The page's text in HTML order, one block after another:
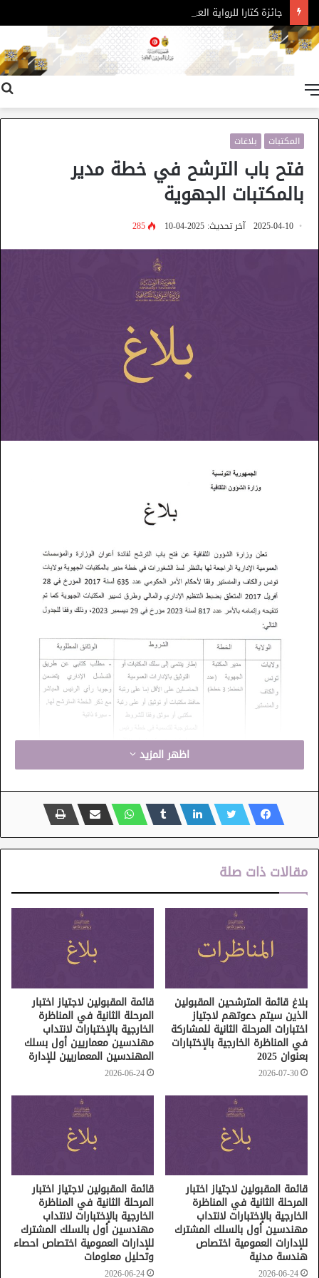
جائزة كتارا للرواية العربية – الدورة 11
المكتبات بلاغات
فتح باب الترشح في خطة مدير
بالمكتبات الجهوية
2025-04-10 آخر تحديث: 2025-04-10 285
المكتبات
اظهر المزيد
مقالات ذات صلة
بلاغ قائمة المترشحين المقبولين
الذين سيتم دعوتهم لاجتياز
اختبارات المرحلة الثانية للمشاركة
في المناظرة الخارجية بالإختبارات
بعنوان 2025
2026-07-30
قائمة المقبولين لاجتياز اختبار
المرحلة الثانية في المناظرة
الخارجية بالإختبارات لانتداب
مهندسين معماريين أول بسلك
المهندسين المعماريين للإدارة
2026-06-24
قائمة المقبولين لاجتياز اختبار
المرحلة الثانية في المناظرة
الخارجية بالإختبارات لانتداب
مهندسين أول بالسلك المشترك
للإدارات العمومية اختصاص
هندسة مدنية
2026-06-24
قائمة المقبولين لاجتياز اختبار
المرحلة الثانية في المناظرة
الخارجية بالإختبارات لانتداب
مهندسين أول بالسلك المشترك
للإدارات العمومية اختصاص احصاء
وتحليل معلومات
2026-06-24